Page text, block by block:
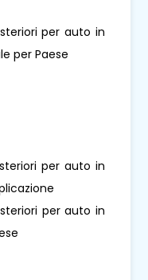
per auto in
per Paese
per auto in
per auto in